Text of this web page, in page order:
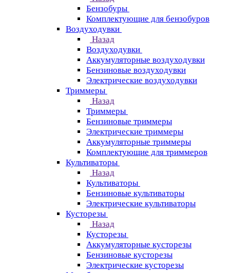
Бензобуры
Комплектующие для бензобуров
Воздуходувки
Назад
Воздуходувки
Аккумуляторные воздуходувки
Бензиновые воздуходувки
Электрические воздуходувки
Триммеры
Назад
Триммеры
Бензиновые триммеры
Электрические триммеры
Аккумуляторные триммеры
Комплектующие для триммеров
Культиваторы
Назад
Культиваторы
Бензиновые культиваторы
Электрические культиваторы
Кусторезы
Назад
Кусторезы
Аккумуляторные кусторезы
Бензиновые кусторезы
Электрические кусторезы